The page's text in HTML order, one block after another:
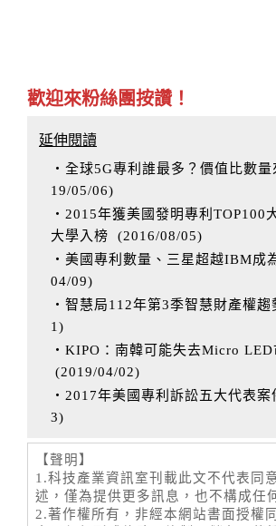
歡迎來粉絲團按讚！
延伸閱讀
‧全球5G專利誰最多？價值比數量
19/05/06)
‧2015年獲美國發明專利TOP100
大學入榜 (2016/08/05)
‧美國專利數量、三星超越IBM成
04/09)
‧智慧局112年第3季智慧財產權趨
1)
‧KIPO：南韓可能失去Micro LED
(2019/04/02)
‧2017年美國專利訴訟五大代表案
3)
【聲明】
1.科技產業資訊室刊載此文不代表同
述，僅為提供更多訊息，也不構成任
2.著作權所有，非經本網站書面授權